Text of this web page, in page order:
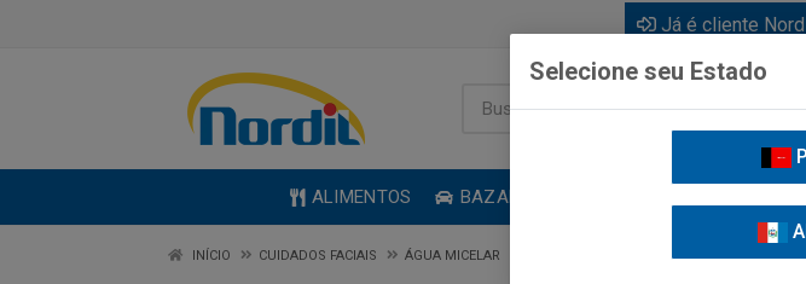
Já é cliente
ALIMENTOS BAZAR
INÍCIO CUIDADOS FACIAIS ÁGUA MICELAR BALA TROLLI LUNCK BAG 77,5G
Selecione seu Estado